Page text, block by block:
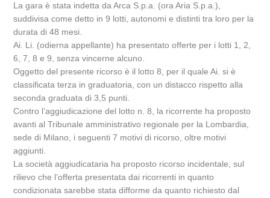
La gara è stata indetta da Arca S.p.a. (ora Aria S.p.a.),
suddivisa come detto in 9 lotti, autonomi e distinti tra loro per la
durata di 48 mesi.
Ai. Li. (odierna appellante) ha presentato offerte per i lotti 1, 2,
6, 7, 8 e 9, senza vincerne alcuno.
Oggetto del presente ricorso è il lotto 8, per il quale Ai. si è
classificata terza in graduatoria, con un distacco rispetto alla
seconda graduata di 3,5 punti.
Contro l’aggiudicazione del lotto n. 8, la ricorrente ha proposto
avanti al Tribunale amministrativo regionale per la Lombardia,
sede di Milano, i seguenti 7 motivi di ricorso, oltre motivi
aggiunti.
La società aggiudicataria ha proposto ricorso incidentale, sul
rilievo che l’offerta presentata dai ricorrenti in quanto
condizionata sarebbe stata difforme da quanto richiesto dal